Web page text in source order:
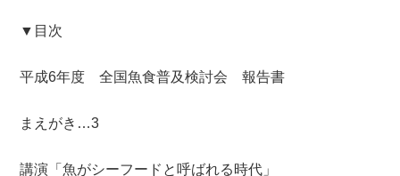
▼目次
平成6年度 全国魚食普及検討会 報告書
まえがき…3
講演「魚がシーフードと呼ばれる時代」